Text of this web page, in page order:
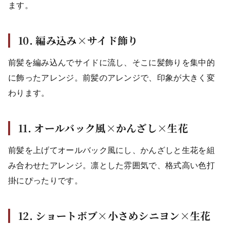
ます。
10. 編み込み×サイド飾り
前髪を編み込んでサイドに流し、そこに髪飾りを集中的
に飾ったアレンジ。前髪のアレンジで、印象が大きく変
わります。
11. オールバック風×かんざし×生花
前髪を上げてオールバック風にし、かんざしと生花を組
み合わせたアレンジ。凛とした雰囲気で、格式高い色打
掛にぴったりです。
12. ショートボブ×小さめシニヨン×生花